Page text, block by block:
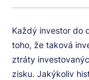
Každý investor do
toho, že taková
ztráty
zisku. Jakýkoliv